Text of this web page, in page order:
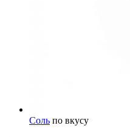
Соль по вкусу